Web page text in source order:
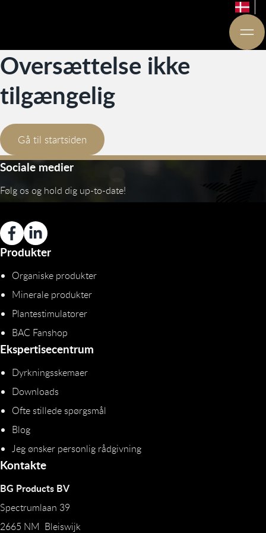
Oversættelse ikke
tilgængelig
Gå til startsiden
Sociale medier
Følg os og hold dig up-to-date!
Produkter
Organiske produkter
Minerale produkter
Plantestimulatorer
BAC Fanshop
Ekspertisecentrum
Dyrkningsskemaer
Downloads
Ofte stillede spørgsmål
Blog
Jeg ønsker personlig rådgivning
Kontakte
BG Products BV
Spectrumlaan 39
2665 NM Bleiswijk